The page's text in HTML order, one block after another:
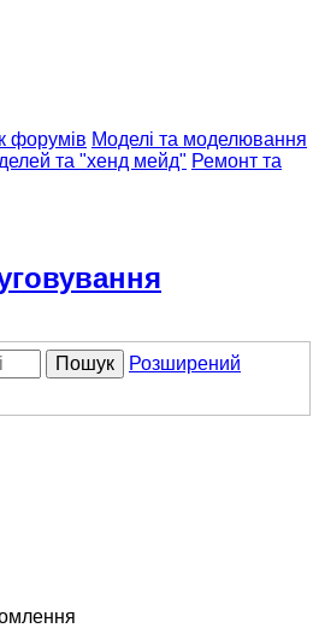
форумів Моделі та моделювання
та "хенд мейд" Ремонт та
Пошук
Розширений